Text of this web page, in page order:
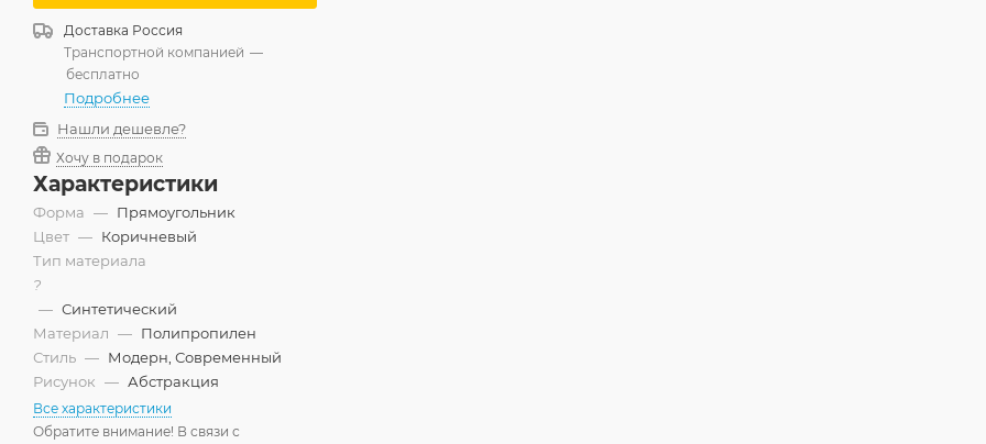
Доставка Россия
Транспортной компанией —
бесплатно
Подробнее
Нашли дешевле?
Хочу в подарок
Характеристики
Форма — Прямоугольник
Цвет — Коричневый
Тип материала
?
— Синтетический
Материал — Полипропилен
Стиль — Модерн, Современный
Рисунок — Абстракция
Все характеристики
Обратите внимание! В связи с